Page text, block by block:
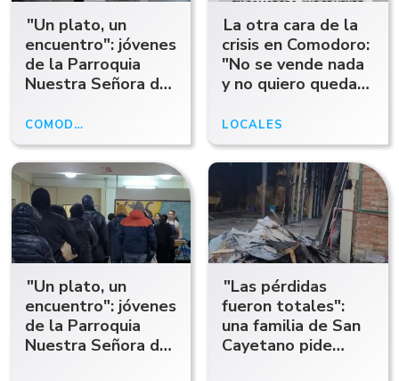
"Un plato, un
encuentro": jóvenes
de la Parroquia
Nuestra Señora de
viandas y piden
ayuda para
continuar
COMODORO
La otra cara de la
crisis en Comodoro:
"No se vende nada
y no quiero quedar
frío"
LOCALES
"Un plato, un
encuentro": jóvenes
de la Parroquia
Nuestra Señora de
"Las pérdidas
fueron totales":
una familia de San
Cayetano pide